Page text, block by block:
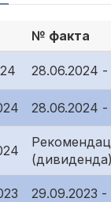
№ факта
28.06.2024
28.06.2024
(дивиденда)
29.09.2023